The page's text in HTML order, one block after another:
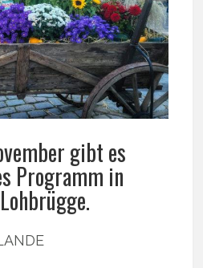
gibt es
Programm in